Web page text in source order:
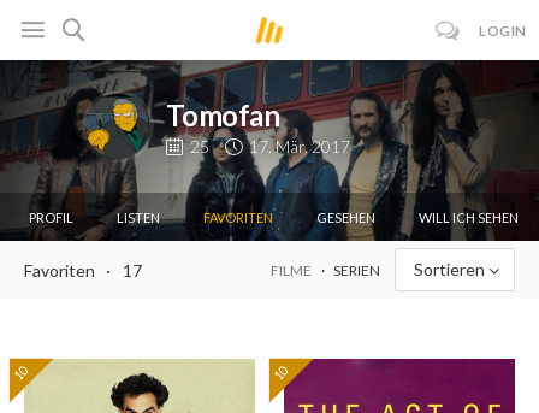
LOGIN
Tomofan
25 17. Mär. 2017
PROFIL LISTEN FAVORITEN GESEHEN WILL ICH SEHEN
Favoriten 17 FILME SERIEN Sortieren
10 10